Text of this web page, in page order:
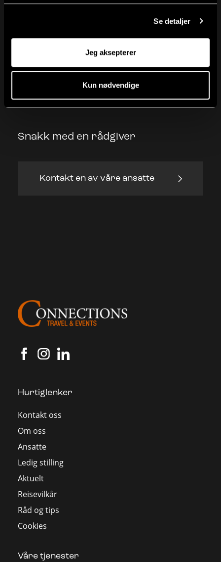
Se detaljer
Jeg aksepterer
Kun nødvendige
. Vurderer du en reise til Rheingau?
Sjekk gjerne utUDs reiseinformasjonom
Tyskland for praktisk informasjon for reisende.
Snakk med en rådgiver
Kontakt en av våre ansatte
Hurtiglenker
Kontakt oss
Om oss
Ansatte
Ledig stilling
Aktuelt
Reisevilkår
Råd og tips
Cookies
Våre tjenester